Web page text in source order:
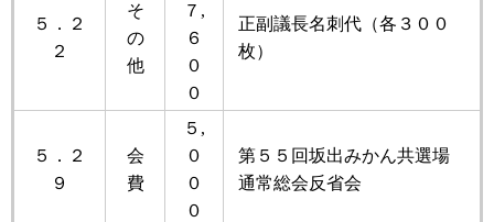
５．２
２
そ
の
他
７,
６
０
０
正副議長名刺代（各３００
枚）
５．２
９
会
費
５,
０
０
０
第５５回坂出みかん共選場
通常総会反省会